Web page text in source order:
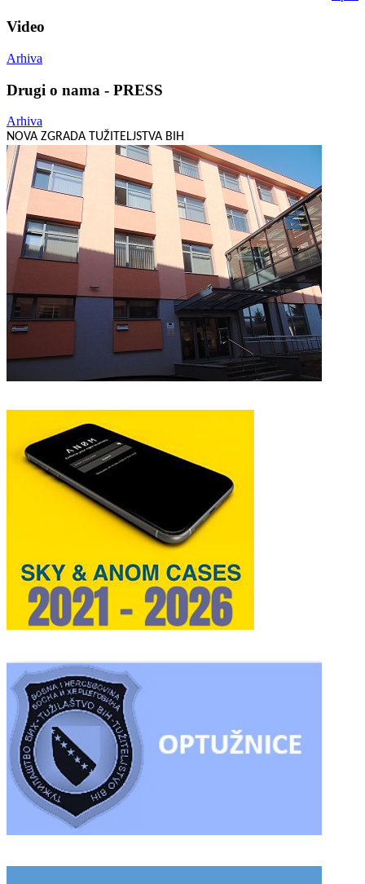
Video
Arhiva
Drugi o nama - PRESS
Arhiva
NOVA ZGRADA TUŽITELJSTVA BIH